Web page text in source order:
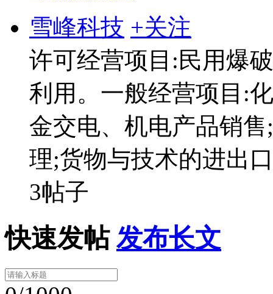
雪峰科技 +关注
许可经营项目:民用爆
利用。一般经营项目:
金交电、机电产品销
理;货物与技术的进出
3帖子
快速发帖 发布长文